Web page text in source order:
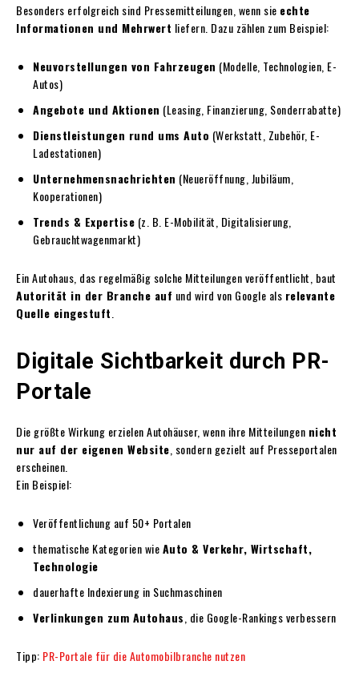
Besonders erfolgreich sind Pressemitteilungen, wenn sie echte
Informationen und Mehrwert liefern. Dazu zählen zum Beispiel:
Neuvorstellungen von Fahrzeugen (Modelle, Technologien, E-
Autos)
Angebote und Aktionen (Leasing, Finanzierung, Sonderrabatte)
Dienstleistungen rund ums Auto (Werkstatt, Zubehör, E-
Ladestationen)
Unternehmensnachrichten (Neueröffnung, Jubiläum,
Kooperationen)
Trends & Expertise (z. B. E-Mobilität, Digitalisierung,
Gebrauchtwagenmarkt)
Ein Autohaus, das regelmäßig solche Mitteilungen veröffentlicht, baut
Autorität in der Branche auf und wird von Google als relevante
Quelle eingestuft
Digitale Sichtbarkeit durch PR-
Portale
Die größte Wirkung erzielen Autohäuser, wenn ihre Mitteilungen nicht
nur auf der eigenen Website , sondern gezielt auf Presseportalen
erscheinen.
Ein Beispiel:
Veröffentlichung auf 50+ Portalen
thematische Kategorien wieAuto & Verkehr, Wirtschaft,
Technologie
dauerhafte Indexierung in Suchmaschinen
Verlinkungen zum Autohaus , die Google-Rankings verbessern
Tipp: PR-Portale für die Automobilbranche nutzen